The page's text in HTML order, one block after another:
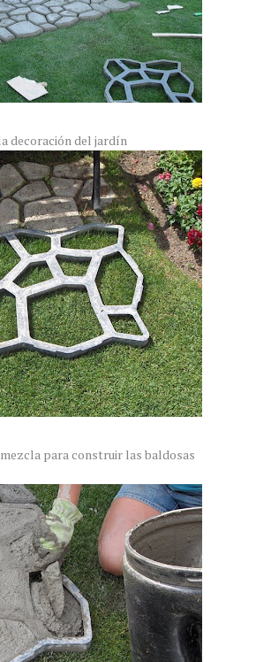
decoración del jardín
para construir las baldosas